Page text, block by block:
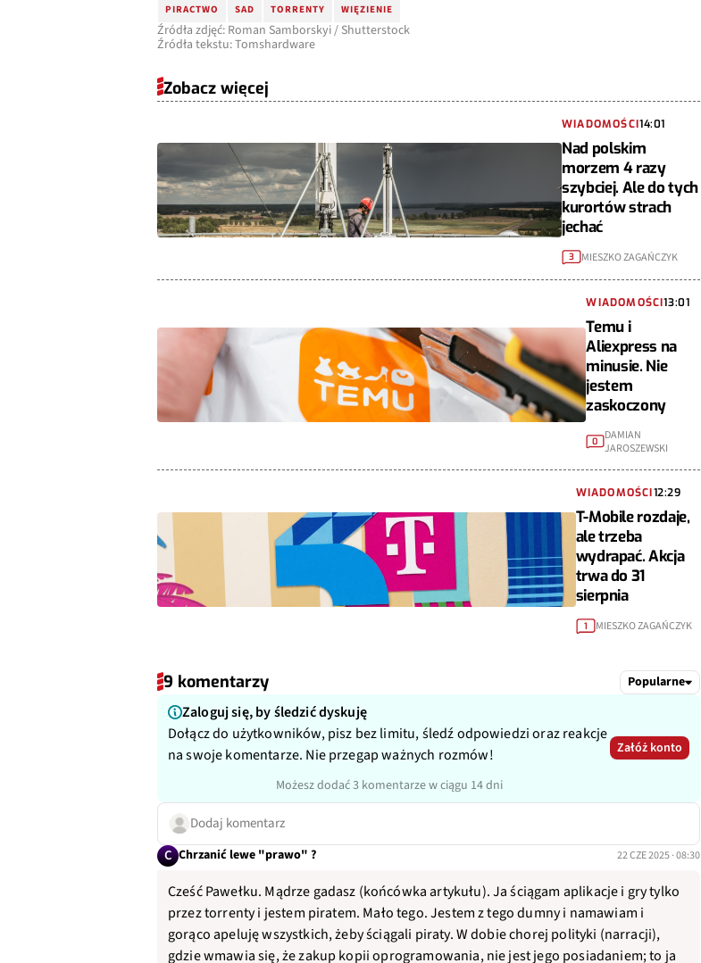
PIRACTWO SAD TORRENTY WIĘZIENIE
Źródła zdjęć: Roman Samborskyi / Shutterstock
Źródła tekstu: Tomshardware
Zobacz więcej
WIADOMOŚCI14:01
Nad polskim
morzem 4 razy
szybciej. Ale do tych
kurortów strach
jechać
3 MIESZKO ZAGAŃCZYK
WIADOMOŚCI13:01
Temu i
Aliexpress na
minusie. Nie
jestem
zaskoczony
0
DAMIAN
JAROSZEWSKI
WIADOMOŚCI12:29
T-Mobile rozdaje,
ale trzeba
wydrapać. Akcja
trwa do 31
sierpnia
1 MIESZKO ZAGAŃCZYK
9 komentarzy Popularne
Zaloguj się, by śledzić dyskuję
Dołącz do użytkowników, pisz bez limitu, śledź odpowiedzi oraz reakcje
na swoje komentarze. Nie przegap ważnych rozmów!
Możesz dodać 3 komentarze w ciągu 14 dni
Załóż konto
Dodaj komentarz
C Chrzanić lewe "prawo" ? 22 CZE 2025 · 08:30
Cześć Pawełku. Mądrze gadasz (końcówka artykułu). Ja ściągam aplikacje i gry tylko
przez torrenty i jestem piratem. Mało tego. Jestem z tego dumny i namawiam i
gorąco apeluję wszystkich, żeby ściągali piraty. W dobie chorej polityki (narracji),
gdzie wmawia się, że zakup kopii oprogramowania, nie jest jego posiadaniem; to ja